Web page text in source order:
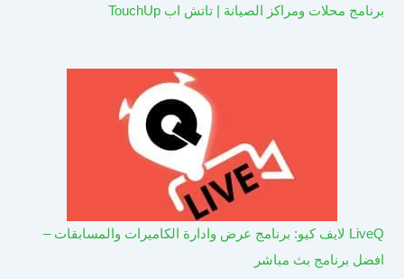
برنامج محلات ومراكز الصيانة | تاتش اب TouchUp
LiveQ لايف كيو: برنامج عرض وادارة الكاميرات والمسابقات –
افضل برنامج بث مباشر